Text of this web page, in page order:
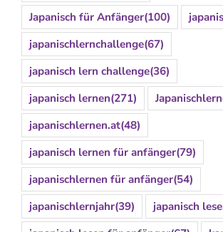
Japanisch für Anfänger(100)
japanischlernchallenge(67)
japanisch lern challenge(36)
japanisch lernen(271)
japanischlernen.at(48)
japanisch lernen für anfänger(79)
japanischlernen für anfänger(54)
japanischlernjahr(39) japanisch